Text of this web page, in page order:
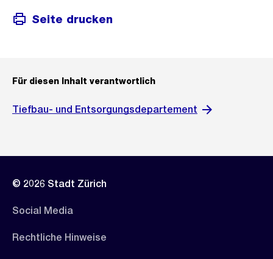
Seite drucken
Für diesen Inhalt verantwortlich
Tiefbau- und Entsorgungsdepartement
© 2026 Stadt Zürich
Social Media
Rechtliche Hinweise